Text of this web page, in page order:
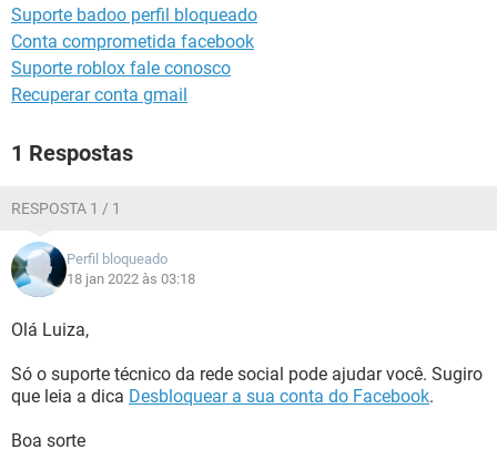
Suporte badoo perfil bloqueado
Conta comprometida facebook
Suporte roblox fale conosco
Recuperar conta gmail
1 Respostas
RESPOSTA 1 / 1
Perfil bloqueado
18 jan 2022 às 03:18
Olá Luiza,
Só o suporte técnico da rede social pode ajudar você. Sugiro
que leia a dica Desbloquear a sua conta do Facebook.
Boa sorte